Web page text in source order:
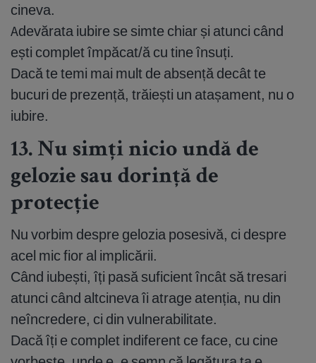
cineva.
Adevărata iubire se simte chiar și atunci când
ești complet împăcat/ă cu tine însuți.
Dacă te temi mai mult de absență decât te
bucuri de prezență, trăiești un atașament, nu o
iubire.
13. Nu simți nicio undă de
gelozie sau dorință de
protecție
Nu vorbim despre gelozia posesivă, ci despre
acel mic fior al implicării.
Când iubești, îți pasă suficient încât să tresari
atunci când altcineva îi atrage atenția, nu din
neîncredere, ci din vulnerabilitate.
Dacă îți e complet indiferent ce face, cu cine